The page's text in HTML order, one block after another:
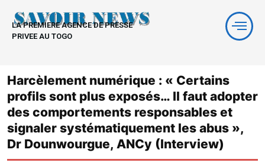
contenu
LA PREMIERE AGENCE DE PRESSE
PRIVEE AU TOGO
Harcèlement numérique : « Certains
profils sont plus exposés… Il faut adopter
des comportements responsables et
signaler systématiquement les abus »,
Dr Dounwourgue, ANCy (Interview)